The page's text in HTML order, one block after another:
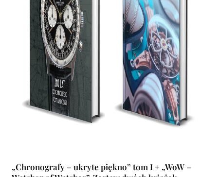
„Chronografy – ukryte piękno” tom I + „WoW –